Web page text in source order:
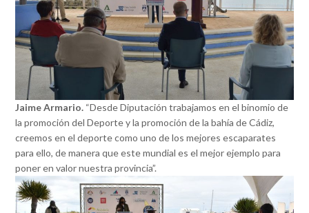
Jaime Armario. “Desde Diputación trabajamos en el binomio de
la promoción del Deporte y la promoción de la bahía de Cádiz,
creemos en el deporte como uno de los mejores escaparates
para ello, de manera que este mundial es el mejor ejemplo para
poner en valor nuestra provincia”.